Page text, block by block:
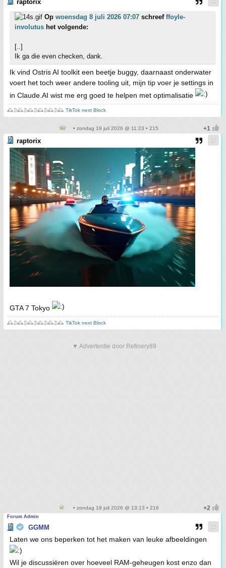
raptorix
Op woensdag 8 juli 2026 07:07 schreef ffoyle-
involutus het volgende:
[..]
Ik ga die even checken, dank.
Ik vind Ostris AI toolkit een beetje buggy, daarnaast onderwater
voert het toch weer andere tooling uit, mijn tip voer je settings in
in Claude.AI wist me erg goed te helpen met optimalisatie
🕰️₿🕰️₿🕰️₿🕰️₿🕰️₿🕰️ TikTok next Block
• zondag 19 juli 2026 @ 11:23 • 215
raptorix
GTA 7 Tokyo
🕰️₿🕰️₿🕰️₿🕰️₿🕰️₿🕰️ TikTok next Block
▼ Advertentie door Refinery89
• zondag 19 juli 2026 @ 13:13 • 216
Forum Admin
GGMM
Laten we ons beperken tot het maken van leuke afbeeldingen
Wil je discussiëren over hoeveel RAM-geheugen kost enzo dan